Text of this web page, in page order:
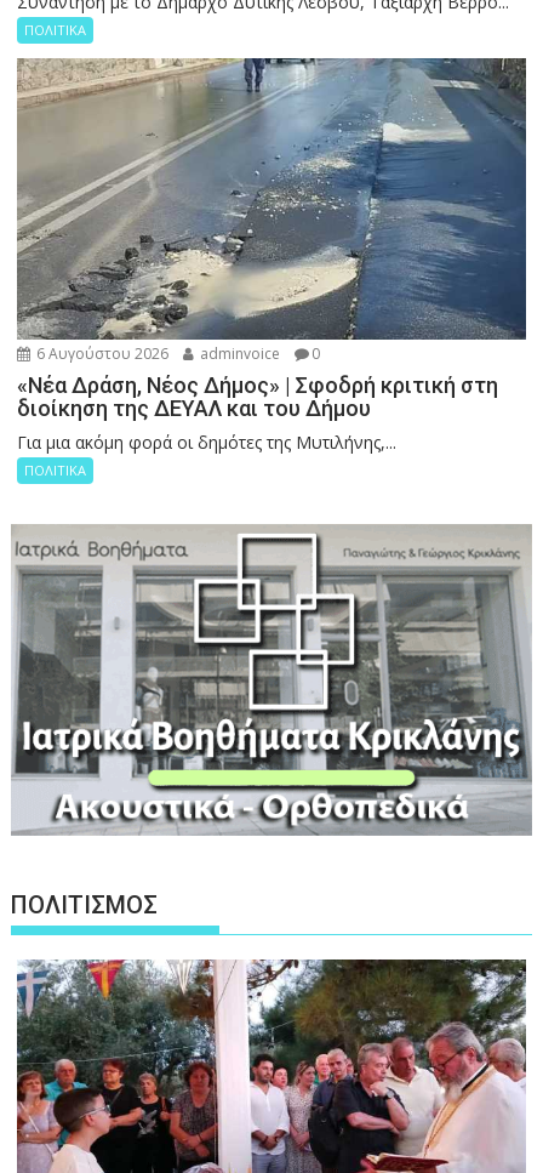
ΠΟΛΙΤΙΚΑ
6 Αυγούστου 2026 adminvoice 0
«Νέα Δράση, Νέος Δήμος» | Σφοδρή κριτική στη
διοίκηση της ΔΕΥΑΛ και του Δήμου
Για μια ακόμη φορά οι δημότες της Μυτιλήνης,...
ΠΟΛΙΤΙΚΑ
ΠΟΛΙΤΙΣΜΟΣ